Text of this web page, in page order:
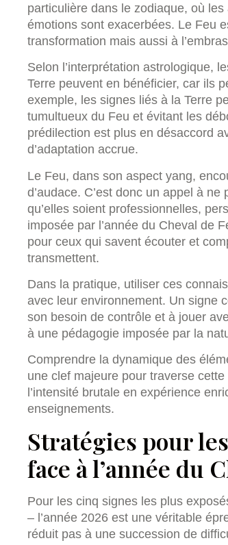
particulière dans le zodiaque, où
émotions sont exacerbées. Le Feu
transformation mais aussi à
Selon l’interprétation astrologique,
Terre peuvent en bénéficier, car ils
exemple, les signes liés à la Terre
tumultueux du Feu et évitant les
prédilection est plus en désaccord
d’adaptation accrue.
Le Feu, dans son aspect yang,
d’audace. C’est donc un appel à
qu’elles soient professionnelles,
imposée par l’année du Cheval de
pour ceux qui savent écouter et
transmettent.
Dans la pratique, utiliser ces
avec leur environnement. Un signe
son besoin de contrôle et à jouer
à une pédagogie imposée par la
Comprendre la dynamique des
une clef majeure pour traverse
l’intensité brutale en expérience
enseignements.
Stratégies pour
face à l’année du
Pour les cinq signes les plus
– l’année 2026 est une véritable
réduit pas à une succession de